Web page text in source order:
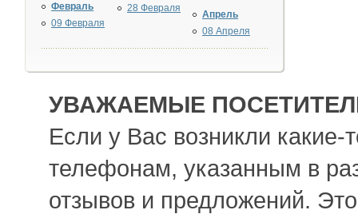
Февраль
09 Февраля
28 Февраля
Апрель
08 Апреля
УВАЖАЕМЫЕ
Если у Вас возникли
телефонам, указанным в
отзывов и предложений.